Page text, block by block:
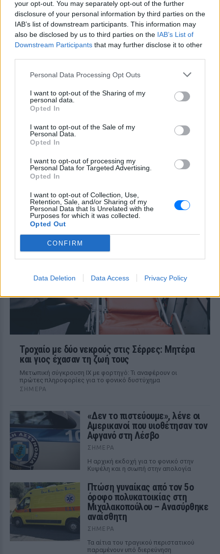
your opt-out. You may separately opt-out of the further
disclosure of your personal information by third parties on the
IAB’s list of downstream participants. This information may
also be disclosed by us to third parties on the IAB’s List of
Downstream Participants that may further disclose it to other
Personal Data Processing Opt Outs
I want to opt-out of the Sharing of my
personal data.
Opted In
I want to opt-out of the Sale of my
Personal Data.
Opted In
I want to opt-out of processing my
Personal Data for Targeted Advertising.
Opted In
I want to opt-out of Collection, Use,
Retention, Sale, and/or Sharing of my
Personal Data that Is Unrelated with the
Purposes for which it was collected.
Opted Out
CONFIRM
Data Deletion Data Access Privacy Policy
στο Παγκόσμιο Κ20
ΣΉΜΕΡΑ
Η 18χρονη αθλήτρια του ΓΣ Κηφισιάς
αναδείχθηκε δεύτερη στο μήκος με άλμα
στα 6,44μ., σχεδόν ισοφαρίζοντας το
ατομικό της ρεκόρ των 6,45μ.
Σέρρες: Βίντεο‑ντοκουμέντο
Βγήκε στο αντίθετο ρεύμα το ΙΧ
διπλή διαχωριστική και συγκρούστηκε
πλαγιομετωπικά με το φορτηγό, με
Συγκλονιστικό βίντεο από
σεισμού των 7,1R στην Ιαπωνία
ΣΉΜΕΡΑ
Σύμφωνα με ιαπωνικά μέσα ενημέρωσης,
λίγο αργότερα συνεχίστηκε και
Τροχαίο με δύο νεκρούς στις Σέρρες: Μητέρα
και γιος έχασαν τη ζωή τους
Μετωπική σύγκρουση ΙΧ με φορτηγό: Τι αναφέρουν οι
πρώτες πληροφορίες για το φονικό δυστύχημα
ΣΉΜΕΡΑ
«Δεν το πιστεύουμε», λένε οι
Αμερικανοί που υιοθέτησαν τον
Αφγανό στη Λέσβο
ΣΉΜΕΡΑ
Η αρχική εκδοχή για το φονικό στην
Κυψέλη και η σιωπή στην απολογία
Πτώση γυναίκας από τον 5ο
όροφο πολυκατοικίας στη
Μιχαλακοπούλου – Ανασύρθηκε
αναίσθητη
ΣΉΜΕΡΑ
Τα αίτια του τραγικού περιστατικού
παραμένουν υπό διερεύνηση